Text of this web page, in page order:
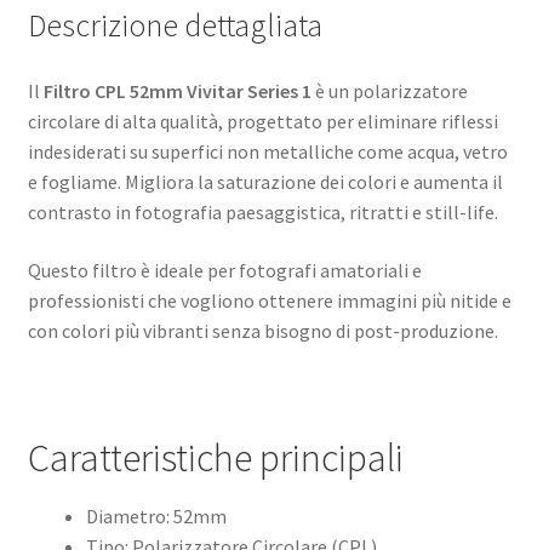
Descrizione dettagliata
Il Filtro CPL 52mm Vivitar Series 1 è un polarizzatore
circolare di alta qualità, progettato per eliminare riflessi
indesiderati su superfici non metalliche come acqua, vetro
e fogliame. Migliora la saturazione dei colori e aumenta il
contrasto in fotografia paesaggistica, ritratti e still-life.
Questo filtro è ideale per fotografi amatoriali e
professionisti che vogliono ottenere immagini più nitide e
con colori più vibranti senza bisogno di post-produzione.
Caratteristiche principali
Diametro: 52mm